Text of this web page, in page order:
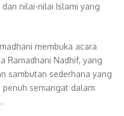
nilai-nilai Islami yang
membuka acara
Ramadhani Nadhif, yang
sambutan sederhana yang
semangat dalam